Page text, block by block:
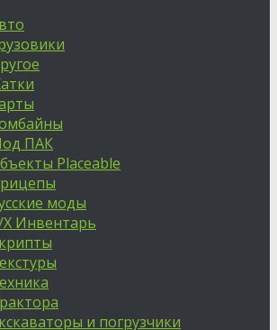
ПАК
Placeable
моды
Инвентарь
и погрузчики